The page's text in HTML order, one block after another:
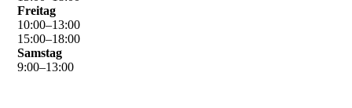
Freitag
10:00–13:00
15:00–18:00
Samstag
9:00–13:00